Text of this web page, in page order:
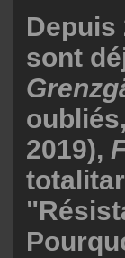
Depuis
sont
2019),